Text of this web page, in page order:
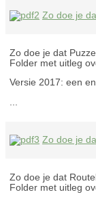
Zo doe je
Zo doe je dat
Folder met uitleg
Versie 2017: een
Zo doe je
Zo doe je dat
Folder met uitleg